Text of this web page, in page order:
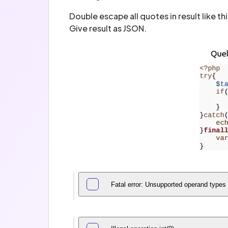
Double escape all quotes in result like
Give result as JSON.
Fatal error: Unsupported operand types